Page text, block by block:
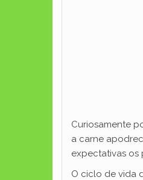
Curiosamente
a carne
expectativas os
O ciclo de vida